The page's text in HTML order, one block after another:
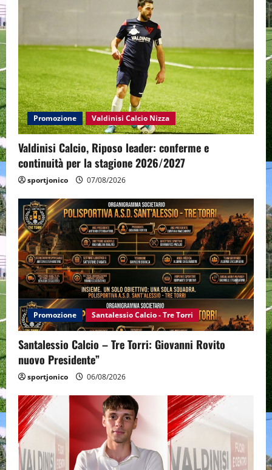
Promozione Valdinisi Calcio Nizza
Valdinisi Calcio, Riposo leader: conferme e
continuità per la stagione 2026/2027
sportjonico 07/08/2026
Promozione Santalessio Calcio - Tre Torri
Santalessio Calcio – Tre Torri: Giovanni Rovito
nuovo Presidente”
sportjonico 06/08/2026